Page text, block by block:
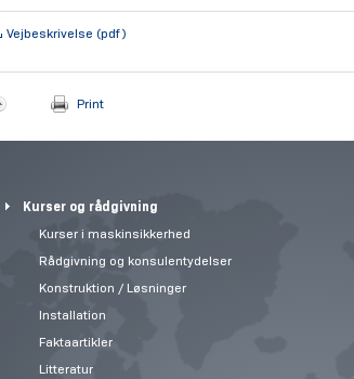
Vejbeskrivelse (pdf)
Print
Kurser og rådgivning
Kurser i maskinsikkerhed
Rådgivning og konsulentydelser
Konstruktion / Løsninger
Installation
Faktaartikler
Litteratur